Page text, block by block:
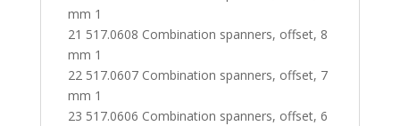
mm 1
21 517.0608 Combination spanners, offset, 8
mm 1
22 517.0607 Combination spanners, offset, 7
mm 1
23 517.0606 Combination spanners, offset, 6